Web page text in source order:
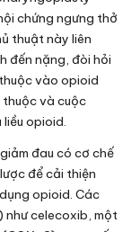
chứng ngưng thở
thuật này liên
đến nặng, đòi hỏi
vào opioid
thuộc và cuộc
opioid.
đau có cơ chế
để cải thiện
opioid. Các
như celecoxib, một